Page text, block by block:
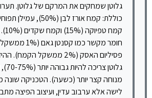
גלוטן שמחקים את המרקם של גלוטן.
קמח
חומר מקשר כמו
פסיליום האסק (2% ממשקל
מנוחה קצר יותר (כשעה). הטכניקה שונה
לישה אלא ערבוב עדין, ועיצוב הפיצה